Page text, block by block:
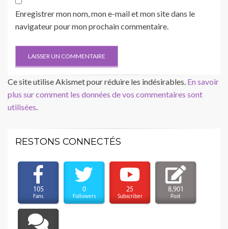
Enregistrer mon nom, mon e-mail et mon site dans le
navigateur pour mon prochain commentaire.
Ce site utilise Akismet pour réduire les indésirables. En savoir
plus sur comment les données de vos commentaires sont
utilisées.
RESTONS CONNECTÉS
105
Fans
0
Followers
25
Subscriber
8,901
Post